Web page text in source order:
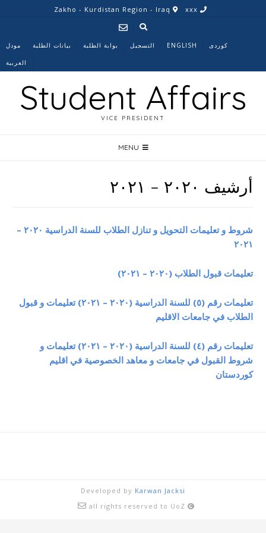
مودل بیانات الطلبة بوابة الطلبة التسجیل ENGLISH کوردی
العربية
Student Affairs
VICE PRESIDENT
MENU
أرشیف ٢٠٢٠ – ٢٠٢١
شروط و تعليمات التحويل و تنازل الطلاب للسنة الدراسية ٢٠٢٠ –
٢٠٢١
تعليمات قبول الطلاب (٢٠٢٠ – ٢٠٢١)
تعليمات رقم (٥) للسنة الدراسية (٢٠٢٠ – ٢٠٢١) تعليمات و قبول
الطلاب في جامعات الاقليم
تعليمات رقم (٤) للسنة الدراسية (٢٠٢٠ – ٢٠٢١) تعليمات و
شروط القبول في جامعات و معاهد الخصوصية في اقليم
كوردستان
Developed by Karwan Jacksi